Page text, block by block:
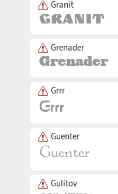
Granit
Grenader
Grrr
Guenter
Gulitov